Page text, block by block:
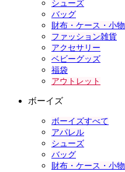
シューズ
バッグ
財布・ケース・小物
ファッション雑貨
アクセサリー
ベビーグッズ
福袋
アウトレット
ボーイズ
ボーイズすべて
アパレル
シューズ
バッグ
財布・ケース・小物